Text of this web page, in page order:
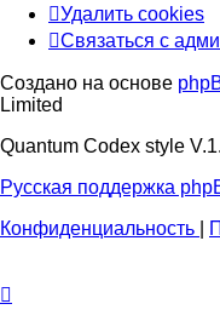
Удалить cookies
Связаться с
Создано на основе
Limited
Quantum Codex style
Русская поддержка
Конфиденциальность